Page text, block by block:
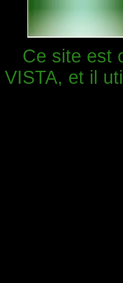
Ce site est
VISTA, et il